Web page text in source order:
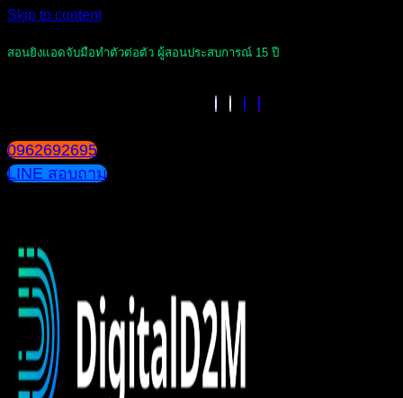
Skip to content
สอนยิงแอดจับมือทำตัวต่อตัว ผู้สอนประสบการณ์ 15 ปี
0962692695
LINE สอบถาม